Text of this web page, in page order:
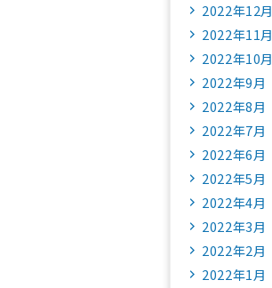
2022年12月
2022年11月
2022年10月
2022年9月
2022年8月
2022年7月
2022年6月
2022年5月
2022年4月
2022年3月
2022年2月
2022年1月